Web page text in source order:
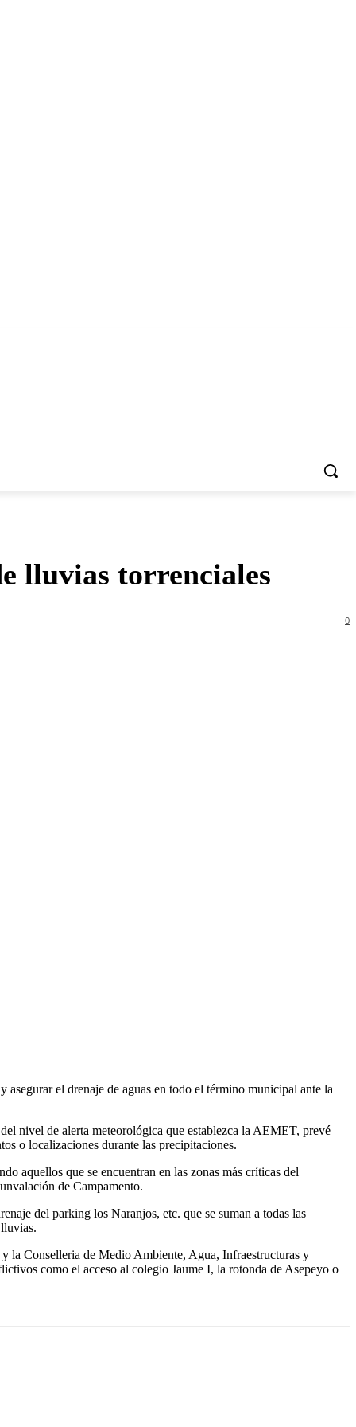
lluvias torrenciales
0
el drenaje de aguas en todo el término municipal ante la
nivel de alerta meteorológica que establezca la AEMET, prevé
o localizaciones durante las precipitaciones.
aquellos que se encuentran en las zonas más críticas del
de Campamento.
del parking los Naranjos, etc. que se suman a todas las
la Conselleria de Medio Ambiente, Agua, Infraestructuras y
como el acceso al colegio Jaume I, la rotonda de Asepeyo o